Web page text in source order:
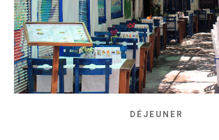
DÉJEUNER